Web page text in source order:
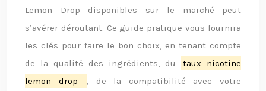
Lemon Drop disponibles sur le marché peut
s’avérer déroutant. Ce guide pratique vous fournira
les clés pour faire le bon choix, en tenant compte
de la qualité des ingrédients, du
taux nicotine
lemon drop
, de la compatibilité avec votre